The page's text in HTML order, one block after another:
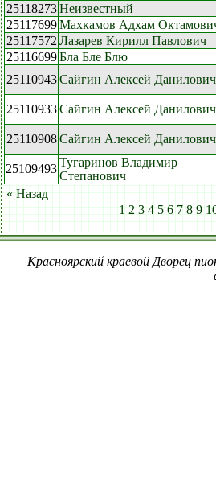
25118273 Неизвестный
25117699 Махкамов Адхам
25117572 Лазарев Кирилл Павлович
25116699 Бла Бле Блю
25110943 Сайгин Алексей Данилович
25110933 Сайгин Алексей Данилович
25110908 Сайгин Алексей Данилович
25109493Тугаринов Владимир
Степанович
« Назад
1 2 3 4 5 6 7 8 9
Красноярский краевой Дворец